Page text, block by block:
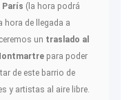
París (la hora podrá
hora de llegada a
un traslado al
para poder
de este barrio de
y artistas al aire libre.